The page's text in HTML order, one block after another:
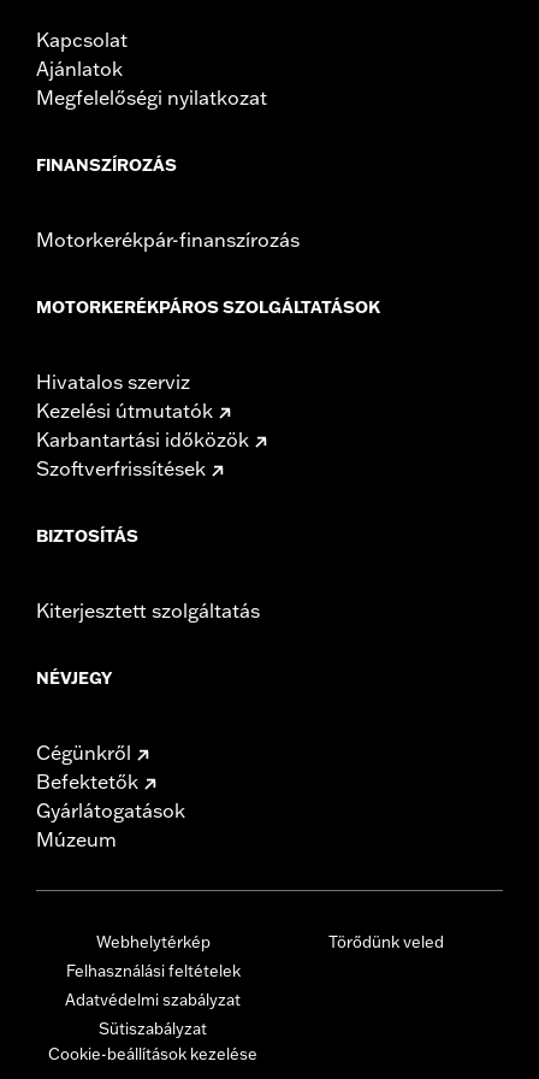
Kapcsolat
Ajánlatok
Megfelelőségi nyilatkozat
FINANSZÍROZÁS
Motorkerékpár-finanszírozás
MOTORKERÉKPÁROS SZOLGÁLTATÁSOK
Hivatalos szerviz
Kezelési útmutatók
Karbantartási időközök
Szoftverfrissítések
BIZTOSÍTÁS
Kiterjesztett szolgáltatás
NÉVJEGY
Cégünkről
Befektetők
Gyárlátogatások
Múzeum
Webhelytérkép
Felhasználási feltételek
Adatvédelmi szabályzat
Sütiszabályzat
Cookie-beállítások kezelése
Törődünk veled